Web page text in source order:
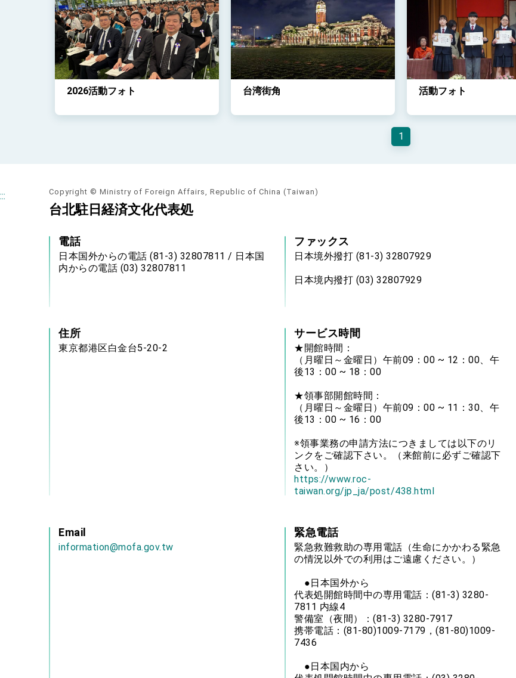
2026活動フォト 台湾街角 活動フォト
1
::: Copyright © Ministry of Foreign Affairs, Republic of China (Taiwan)
台北駐日経済文化代表処
電話
日本国外からの電話 (81-3) 32807811 / 日本国
内からの電話 (03) 32807811
ファックス
日本境外撥打 (81-3) 32807929
日本境内撥打 (03) 32807929
住所
東京都港区白金台5-20-2
サービス時間
★開館時間：
（月曜日～金曜日）午前09：00 ~ 12：00、午
後13：00 ~ 18：00
★領事部開館時間：
（月曜日～金曜日）午前09：00 ~ 11：30、午
後13：00 ~ 16：00
※領事業務の申請方法につきましては以下のリ
ンクをご確認下さい。（来館前に必ずご確認下
さい。）
https://www.roc-
taiwan.org/jp_ja/post/438.html
Email
information@mofa.gov.tw
緊急電話
緊急救難救助の専用電話（生命にかかわる緊急
の情況以外での利用はご遠慮ください。）
●日本国外から
代表処開館時間中の専用電話：(81-3) 3280-
7811 内線4
警備室（夜間）：(81-3) 3280-7917
携帯電話：(81-80)1009-7179，(81-80)1009-
7436
●日本国内から